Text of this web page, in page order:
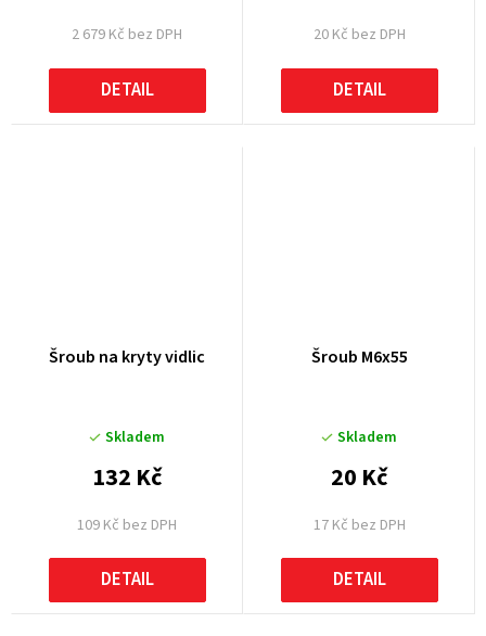
2 679 Kč bez DPH
DETAIL
20 Kč bez DPH
DETAIL
Šroub na kryty vidlic
Skladem
109 Kč bez DPH
132 Kč
DETAIL
Šroub M6x55
Skladem
17 Kč bez DPH
20 Kč
DETAIL